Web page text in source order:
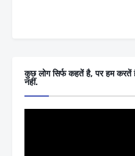
कुछ लोग सिर्फ कहतें है, पर हम करतें
नहीं.